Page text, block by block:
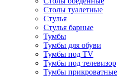
Столы туалетные
Стулья
Стулья барные
Тумбы
Тумбы для обуви
Тумбы под TV
Тумбы под телевизор
Тумбы прикроватные